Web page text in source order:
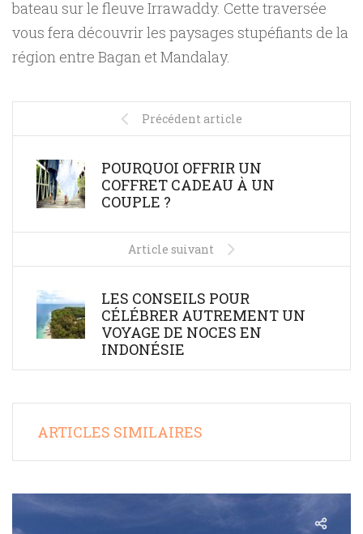
bateau sur le fleuve Irrawaddy. Cette traversée
vous fera découvrir les paysages stupéfiants de la
région entre Bagan et Mandalay.
Précédent article
POURQUOI OFFRIR UN
COFFRET CADEAU À UN
COUPLE ?
Article suivant
LES CONSEILS POUR
CÉLÉBRER AUTREMENT UN
VOYAGE DE NOCES EN
INDONÉSIE
ARTICLES SIMILAIRES